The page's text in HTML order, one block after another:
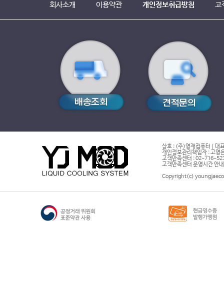
회사소개 이용약관 개인정보취급방침 고
상호 : (주)영재컴퓨터 | 대
개인정보관리책임자 : 고영
고객만족센터 : 02-716-
고객만족센터 운영시간 안
Copyright(c)